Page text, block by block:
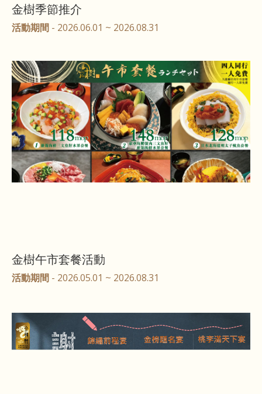
金樹季節推介
活動期間 - 2026.06.01 ~ 2026.08.31
金樹午市套餐活動
活動期間 - 2026.05.01 ~ 2026.08.31